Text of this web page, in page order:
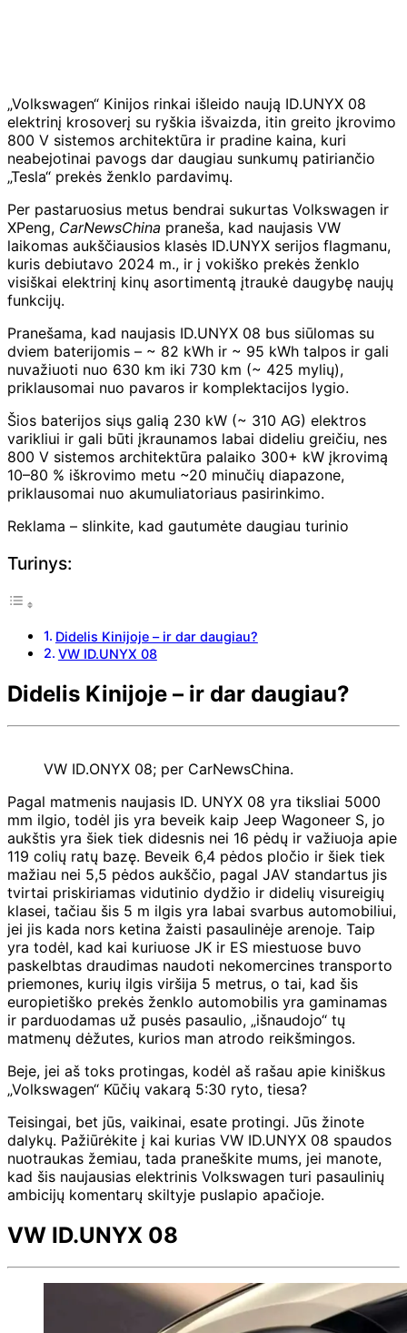
„Volkswagen“ Kinijos rinkai išleido naują ID.UNYX 08
elektrinį krosoverį su ryškia išvaizda, itin greito įkrovimo
800 V sistemos architektūra ir pradine kaina, kuri
neabejotinai pavogs dar daugiau sunkumų patiriančio
„Tesla“ prekės ženklo pardavimų.
Per pastaruosius metus bendrai sukurtas Volkswagen ir
XPeng, CarNewsChina praneša, kad naujasis VW
laikomas aukščiausios klasės ID.UNYX serijos flagmanu,
kuris debiutavo 2024 m., ir į vokiško prekės ženklo
visiškai elektrinį kinų asortimentą įtraukė daugybę naujų
funkcijų.
Pranešama, kad naujasis ID.UNYX 08 bus siūlomas su
dviem baterijomis – ~ 82 kWh ir ~ 95 kWh talpos ir gali
nuvažiuoti nuo 630 km iki 730 km (~ 425 mylių),
priklausomai nuo pavaros ir komplektacijos lygio.
Šios baterijos siųs galią 230 kW (~ 310 AG) elektros
varikliui ir gali būti įkraunamos labai dideliu greičiu, nes
800 V sistemos architektūra palaiko 300+ kW įkrovimą
10–80 % iškrovimo metu ~20 minučių diapazone,
priklausomai nuo akumuliatoriaus pasirinkimo.
Reklama – slinkite, kad gautumėte daugiau turinio
Turinys:
Didelis Kinijoje – ir dar daugiau?
VW ID.UNYX 08
Didelis Kinijoje – ir dar daugiau?
VW ID.ONYX 08; per CarNewsChina.
Pagal matmenis naujasis ID. UNYX 08 yra tiksliai 5000
mm ilgio, todėl jis yra beveik kaip Jeep Wagoneer S, jo
aukštis yra šiek tiek didesnis nei 16 pėdų ir važiuoja apie
119 colių ratų bazę. Beveik 6,4 pėdos pločio ir šiek tiek
mažiau nei 5,5 pėdos aukščio, pagal JAV standartus jis
tvirtai priskiriamas vidutinio dydžio ir didelių visureigių
klasei, tačiau šis 5 m ilgis yra labai svarbus automobiliui,
jei jis kada nors ketina žaisti pasaulinėje arenoje. Taip
yra todėl, kad kai kuriuose JK ir ES miestuose buvo
paskelbtas draudimas naudoti nekomercines transporto
priemones, kurių ilgis viršija 5 metrus, o tai, kad šis
europietiško prekės ženklo automobilis yra gaminamas
ir parduodamas už pusės pasaulio, „išnaudojo“ tų
matmenų dėžutes, kurios man atrodo reikšmingos.
Beje, jei aš toks protingas, kodėl aš rašau apie kiniškus
„Volkswagen“ Kūčių vakarą 5:30 ryto, tiesa?
Teisingai, bet jūs, vaikinai, esate protingi. Jūs žinote
dalykų. Pažiūrėkite į kai kurias VW ID.UNYX 08 spaudos
nuotraukas žemiau, tada praneškite mums, jei manote,
kad šis naujausias elektrinis Volkswagen turi pasaulinių
ambicijų komentarų skiltyje puslapio apačioje.
VW ID.UNYX 08